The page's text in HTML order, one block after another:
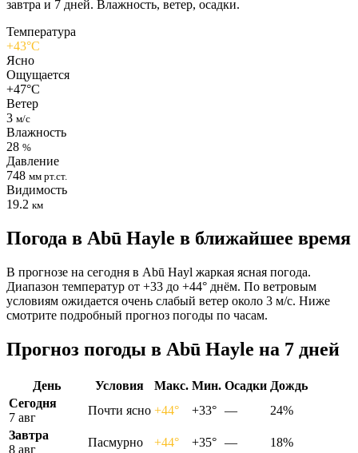
завтра и 7 дней. Влажность, ветер, осадки.
Температура
+43°C
Ясно
Ощущается
+47°C
Ветер
3 м/с
Влажность
28 %
Давление
748 мм рт.ст.
Видимость
19.2 км
Погода в Abū Haylе в ближайшее время
В прогнозе на сегодня в Abū Hayl жаркая ясная погода.
Диапазон температур от +33 до +44° днём. По ветровым
условиям ожидается очень слабый ветер около 3 м/с. Ниже
смотрите подробный прогноз погоды по часам.
Прогноз погоды в Abū Haylе на 7 дней
День Условия Макс. Мин. Осадки Дождь
Сегодня
7 авг
Почти ясно +44° +33° —
24%
Завтра
8 авг
Пасмурно +44° +35° —
18%